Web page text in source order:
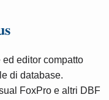
editor compatto
di database.
FoxPro e altri DBF